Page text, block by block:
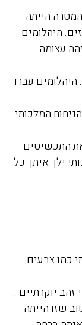
הייתה
היהלומים
הייתה כמיהה עצומה
היהלומים עברו
המלכותי
התכשיטים
ילך איתך כל
כמו צבעים
יוקרתיים .
שזו הייתה